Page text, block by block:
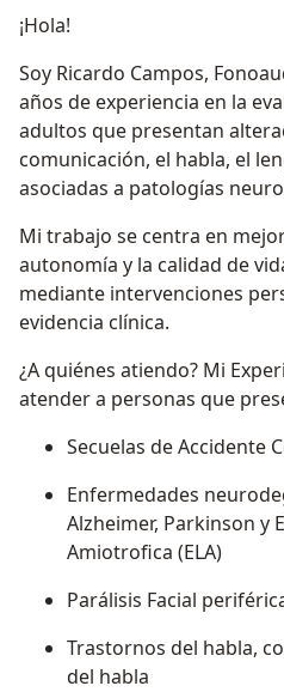
¡Hola!
Soy Ricardo Campos, Fonoaudiólogo
años de experiencia en la
adultos que presentan
comunicación, el habla, el
asociadas a patologías
Mi trabajo se centra en
autonomía y la calidad de
mediante intervenciones
evidencia clínica.
¿A quiénes atiendo? Mi
atender a personas que
Secuelas de Accidente
Enfermedades
Alzheimer, Parkinson y
Amiotrofica (ELA)
Parálisis Facial
Trastornos del habla,
del habla